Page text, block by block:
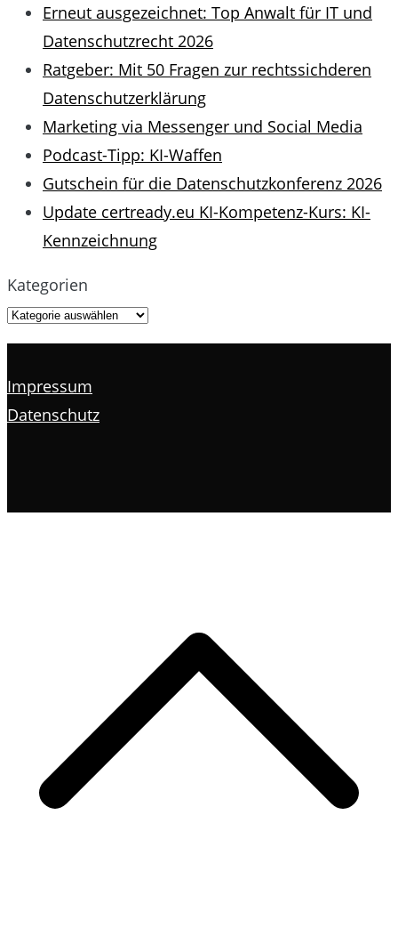
Erneut ausgezeichnet: Top Anwalt für IT und
Datenschutzrecht 2026
Ratgeber: Mit 50 Fragen zur rechtssichderen
Datenschutzerklärung
Marketing via Messenger und Social Media
Podcast-Tipp: KI-Waffen
Gutschein für die Datenschutzkonferenz 2026
Update certready.eu KI-Kompetenz-Kurs: KI-
Kennzeichnung
Kategorien
Impressum
Datenschutz